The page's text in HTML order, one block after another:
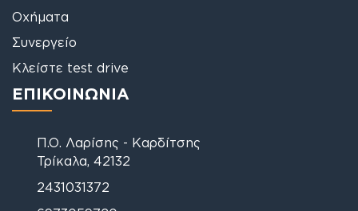
Οχήματα
Συνεργείο
Κλείστε test drive
ΕΠΙΚΟΙΝΩΝΙΑ
Π.Ο. Λαρίσης - Καρδίτσης
Τρίκαλα, 42132
2431031372